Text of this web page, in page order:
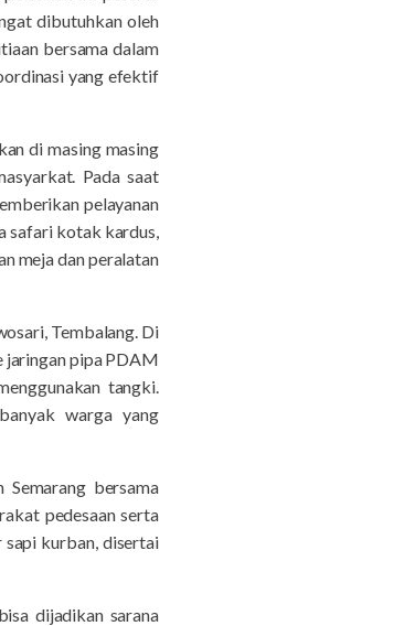
dibutuhkan oleh
bersama dalam
yang efektif
di masing masing
Pada saat
pelayanan
safari kotak kardus,
meja dan peralatan
Tembalang. Di
jaringan pipa PDAM
tangki.
warga yang
bersama
pedesaan serta
sapi kurban, disertai
dijadikan sarana